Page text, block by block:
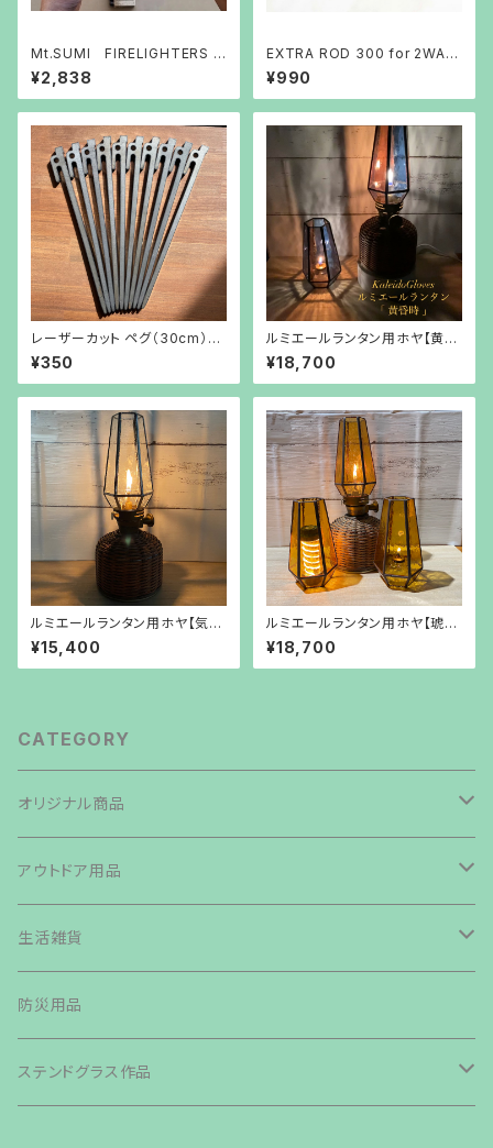
Mt.SUMI FIRELIGHTERS S
LEEVE CASE
¥2,838
EXTRA ROD 300 for 2WAY
STAND 5050WORKSHOP
¥990
レーザーカット ペグ（30cm）１
本から販売
¥350
ルミエールランタン用ホヤ【黄昏
時】
¥18,700
ルミエールランタン用ホヤ【気泡
ガラス】
¥15,400
ルミエールランタン用ホヤ【琥
珀】
¥18,700
CATEGORY
オリジナル商品
焚き火台
鉄板・ペグ
帆布生地商品
その他商品
アウトドア用品
テント・タープ
ライト・ランタン・ランプ
カトラリー
生活雑貨
バッグ類
防災用品
ステンドグラス作品